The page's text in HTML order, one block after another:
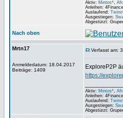
Aktiv: Mintos*,
Anleihen:
Auslaufend:
Ausgestiegen:
Abgestürzt:
Nach oben
Mrtn17
Anmeldedatum: 18.04.2017
Beiträge: 1409
Verfasst am:
ExploreP2P
https://
Aktiv: Mintos*,
Anleihen:
Auslaufend:
Ausgestiegen:
Abgestürzt: